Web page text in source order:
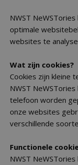
NWST
optimale
websites te
Wat zijn cookies?
Cookies zijn kleine
NWST
telefoon worden
onze websites
verschillende
Functionele
NWST